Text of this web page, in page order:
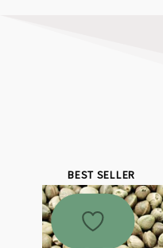
BEST SELLER